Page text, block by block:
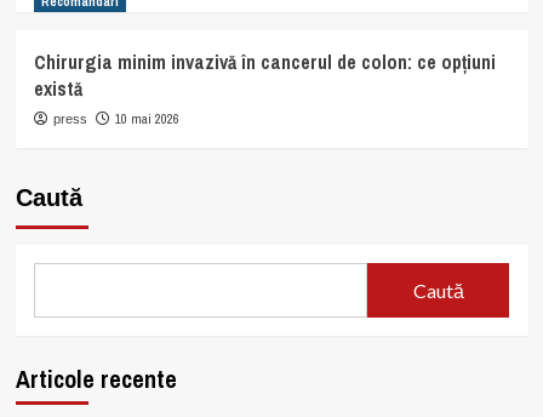
Chirurgia minim invazivă în cancerul de colon: ce opțiuni
există
press 10 mai 2026
Caută
Caută
Articole recente